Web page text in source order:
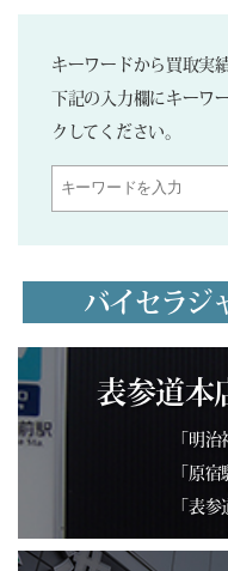
キーワードから買取実
下記の入力欄にキーワ
クしてください。
バイセラジ
表参道
「明
「原
「表